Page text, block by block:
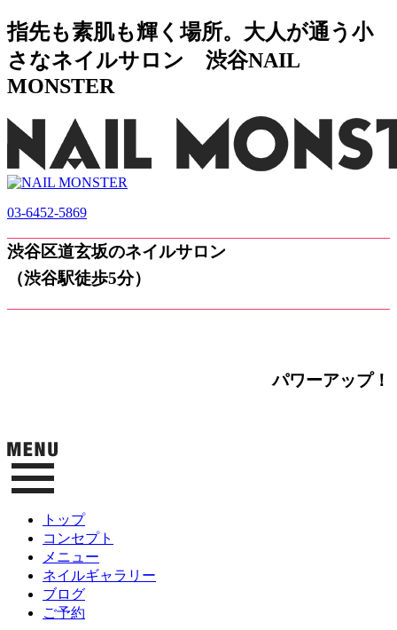
指先も素肌も輝く場所。大人が通う小
さなネイルサロン 渋谷NAIL
MONSTER
03-6452-5869
渋谷区道玄坂のネイルサロン
（渋谷駅徒歩5分）
パワーアップ！
トップ
コンセプト
メニュー
ネイルギャラリー
ブログ
ご予約